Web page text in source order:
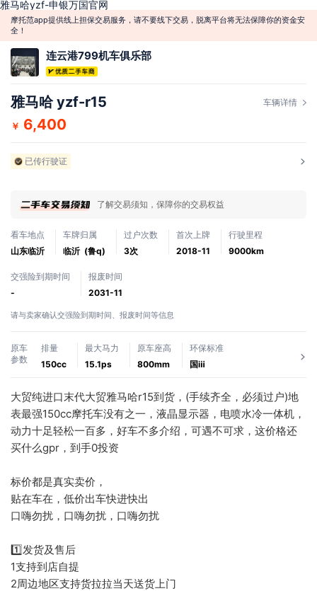
雅马哈yzf-申银万国官网
摩托范app提供线上担保交易服务，请不要线下交易，脱离平台将无法保障你的资金安
全！
连云港799机车俱乐部
雅马哈 yzf-r15 车辆详情
￥ 6,400
已传行驶证
了解交易须知，保障你的交易权益
看车地点
山东临沂
车牌归属
临沂 (鲁q)
过户次数
3次
首次上牌
2018-11
行驶里程
9000km
交强险到期时间
-
报废时间
2031-11
请与卖家确认交强险到期时间、报废时间等信息
原车
参数
排量
150cc
最大马力
15.1ps
原车座高
800mm
环保标准
国ⅲ
大贸纯进口末代大贸雅马哈r15到货，(手续齐全，必须过户)地
表最强150cc摩托车没有之一，液晶显示器，电喷水冷一体机，
动力十足轻松一百多，好车不多介绍，可遇不可求，这价格还
买什么gpr，到手0投资
标价都是真实卖价，
贴在车在，低价出车快进快出
口嗨勿扰，口嗨勿扰，口嗨勿扰
1️⃣发货及售后
1支持到店自提
2周边地区支持货拉拉当天送货上门